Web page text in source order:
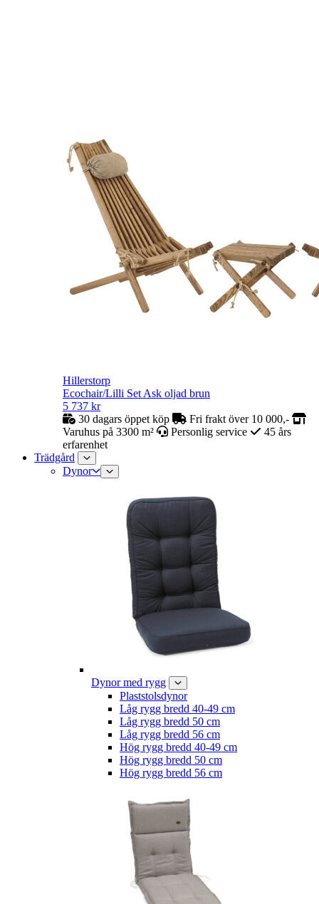
Hillerstorp
Ecochair/Lilli Set Ask oljad brun
5 737 kr
30 dagars öppet köp
Fri frakt över 10 000,-
Varuhus på 3300 m²
Personlig service
45 års
erfarenhet
Trädgård
Dynor
Dynor med rygg
Plaststolsdynor
Låg rygg bredd 40-49 cm
Låg rygg bredd 50 cm
Låg rygg bredd 56 cm
Hög rygg bredd 40-49 cm
Hög rygg bredd 50 cm
Hög rygg bredd 56 cm